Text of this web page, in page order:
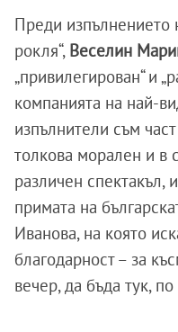
Преди изпълнението
рокля“, Веселин
„привилегирован“ и
компанията на най-
изпълнители съм
толкова морален и в
различен спектакъл,
примата на
Иванова, на която
благодарност – за
вечер, да бъда тук, по